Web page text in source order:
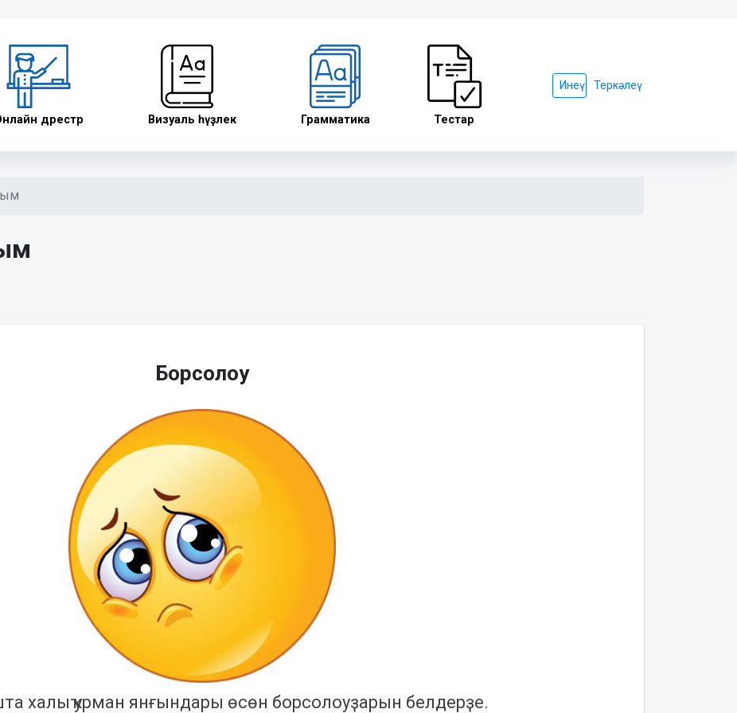
дәрестәр Визуаль һүҙлек Грамматика Тестар
Инеү Теркәлеү
Борсолоу
халыҡ урман янғындары өсөн борсолоуҙарын белдерҙе.